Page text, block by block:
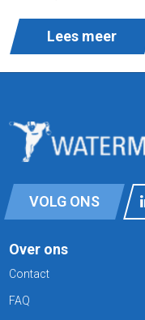
Lees meer
VOLG ONS
Over ons
Contact
FAQ